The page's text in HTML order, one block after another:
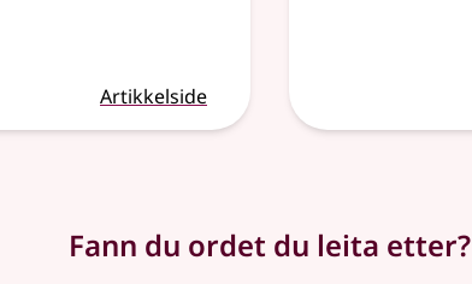
Artikkelside
Fann du ordet du leita etter?